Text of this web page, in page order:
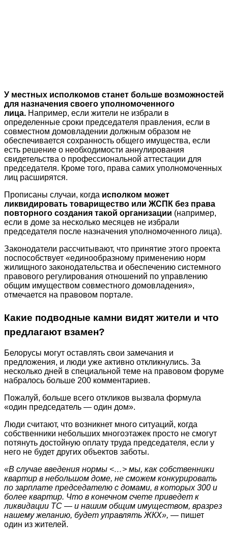
У местных исполкомов станет больше возможностей
для назначения своего уполномоченного
лица. Например, если жители не избрали в
определенные сроки председателя правления, если в
совместном домовладении должным образом не
обеспечивается сохранность общего имущества, если
есть решение о необходимости аннулирования
свидетельства о профессиональной аттестации для
председателя. Кроме того, права самих уполномоченных
лиц расширятся.
Прописаны случаи, когда исполком может
ликвидировать товарищество или ЖСПК без права
повторного создания такой организации (например,
если в доме за несколько месяцев не избрали
председателя после назначения уполномоченного лица).
Законодатели рассчитывают, что принятие этого проекта
поспособствует «единообразному применению норм
жилищного законодательства и обеспечению системного
правового регулирования отношений по управлению
общим имуществом совместного домовладения»,
отмечается на правовом портале.
Какие подводные камни видят жители и что
предлагают взамен?
Белорусы могут оставлять свои замечания и
предложения, и люди уже активно откликнулись. За
несколько дней в специальной теме на правовом форуме
набралось больше 200 комментариев.
Пожалуй, больше всего откликов вызвала формула
«один председатель — один дом».
Люди считают, что возникнет много ситуаций, когда
собственники небольших многоэтажек просто не смогут
потянуть достойную оплату труда председателя, если у
него не будет других объектов заботы.
«В случае введения нормы <…> мы, как собственники
квартир в небольшом доме, не сможем конкурировать
по зарплате председателю с домами, в которых 300 и
более квартир. Что в конечном счете приведет к
ликвидации ТС — и нашим общим имуществом, вразрез
нашему желанию, будет управлять ЖКХ», — пишет
один из жителей.